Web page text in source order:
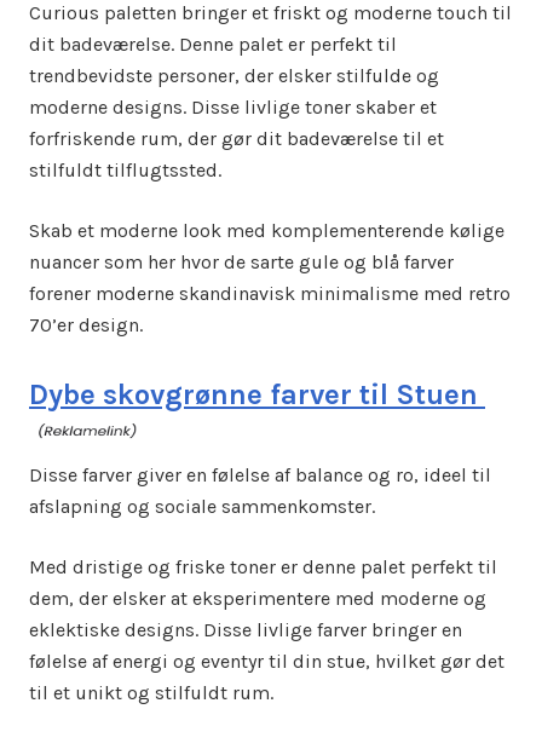
Curious paletten bringer et friskt og moderne touch til
dit badeværelse. Denne palet er perfekt til
trendbevidste personer, der elsker stilfulde og
moderne designs. Disse livlige toner skaber et
forfriskende rum, der gør dit badeværelse til et
stilfuldt tilflugtssted.
Skab et moderne look med komplementerende kølige
nuancer som her hvor de sarte gule og blå farver
forener moderne skandinavisk minimalisme med retro
70’er design.
Dybe skovgrønne farver til Stuen
Disse farver giver en følelse af balance og ro, ideel til
afslapning og sociale sammenkomster.
Med dristige og friske toner er denne palet perfekt til
dem, der elsker at eksperimentere med moderne og
eklektiske designs. Disse livlige farver bringer en
følelse af energi og eventyr til din stue, hvilket gør det
til et unikt og stilfuldt rum.